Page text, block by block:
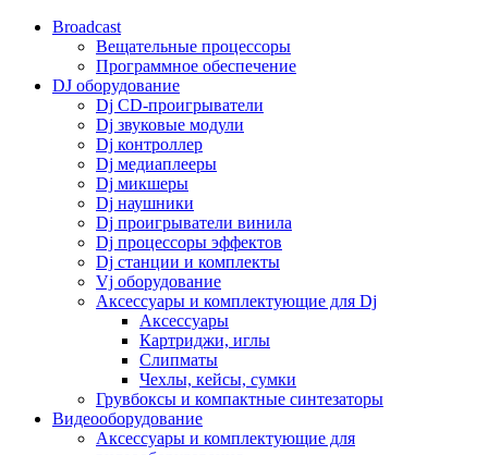
Broadcast
Вещательные процессоры
Программное обеспечение
DJ оборудование
Dj CD-проигрыватели
Dj звуковые модули
Dj контроллер
Dj медиаплееры
Dj микшеры
Dj наушники
Dj проигрыватели винила
Dj процессоры эффектов
Dj станции и комплекты
Vj оборудование
Аксессуары и комплектующие для Dj
Аксессуары
Картриджи, иглы
Слипматы
Чехлы, кейсы, сумки
Грувбоксы и компактные синтезаторы
Видеооборудование
Аксессуары и комплектующие для